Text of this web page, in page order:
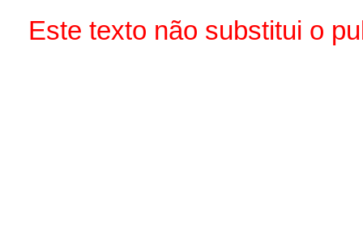
Este texto não substitui o